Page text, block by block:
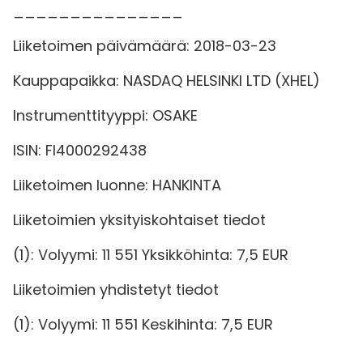
_______________
Liiketoimen päivämäärä: 2018-03-23
Kauppapaikka: NASDAQ HELSINKI LTD (XHEL)
Instrumenttityyppi: OSAKE
ISIN: FI4000292438
Liiketoimen luonne: HANKINTA
Liiketoimien yksityiskohtaiset tiedot
(1): Volyymi: 11 551 Yksikköhinta: 7,5 EUR
Liiketoimien yhdistetyt tiedot
(1): Volyymi: 11 551 Keskihinta: 7,5 EUR